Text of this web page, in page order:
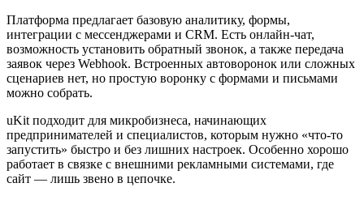
Платформа предлагает базовую аналитику, формы,
интеграции с мессенджерами и CRM. Есть онлайн-чат,
возможность установить обратный звонок, а также передача
заявок через Webhook. Встроенных автоворонок или сложных
сценариев нет, но простую воронку с формами и письмами
можно собрать.
uKit подходит для микробизнеса, начинающих
предпринимателей и специалистов, которым нужно «что-то
запустить» быстро и без лишних настроек. Особенно хорошо
работает в связке с внешними рекламными системами, где
сайт — лишь звено в цепочке.